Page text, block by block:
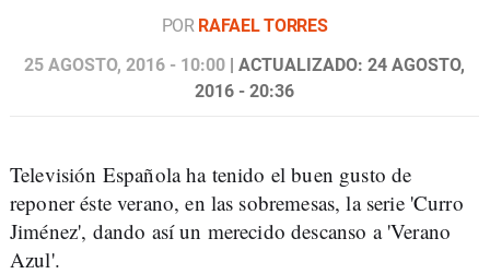
POR RAFAEL TORRES
25 AGOSTO, 2016 - 10:00 | ACTUALIZADO: 24 AGOSTO,
2016 - 20:36
Televisión Española ha tenido el buen gusto de
reponer éste verano, en las sobremesas, la serie 'Curro
Jiménez', dando así un merecido descanso a 'Verano
Azul'.